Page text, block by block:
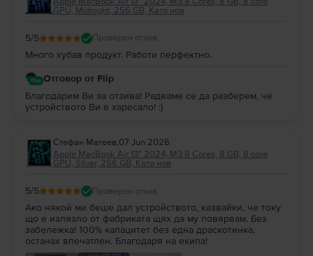
GPU, Midnight, 256 GB, Като нов
5/5 Проверен отзив
Много хубав продукт. Работи перфектно.
Отговор от Flip
Благодарим Ви за отзива! Радваме се да разберем, че
устройството Ви е харесало! :)
Стефан Матеев,07 Jun 2026
Apple MacBook Air 13″ 2024, M3 8 Cores, 8 GB, 8 core
GPU, Silver, 256 GB, Като нов
5/5 Проверен отзив
Ако някой ми беше дал устройството, казвайки, че току
що е излязло от фабриката щях да му повярвам. Без
забележка! 100% капацитет без една драскотинка,
останах впечатлен. Благодаря на екипа!